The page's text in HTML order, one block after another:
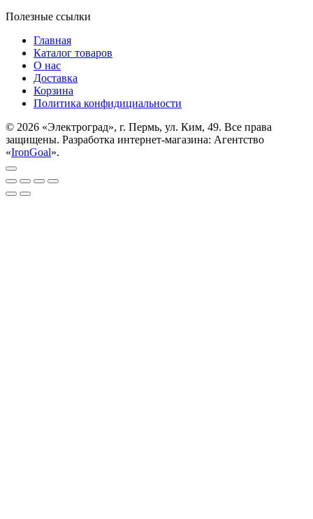
Полезные ссылки
Главная
Каталог товаров
О нас
Доставка
Корзина
Политика конфидициальности
© 2026 «Электроград», г. Пермь, ул. Ким, 49. Все права
защищены. Разработка интернет-магазина: Агентство
«IronGoal».